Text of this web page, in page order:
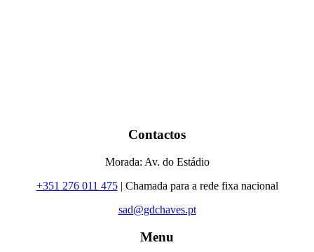
Contactos
Morada: Av. do Estádio
+351 276 011 475| Chamada para a rede fixa nacional
sad@gdchaves.pt
Menu